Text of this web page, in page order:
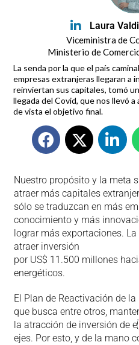
Laura
Viceministra de
Ministerio de
La senda por la que el país
empresas extranjeras llegaran a
reinviertan sus capitales, tomó
llegada del Covid, que nos llevó
de vista el objetivo final.
Nuestro propósito y la meta
atraer más capitales
sólo se traduzcan en más
conocimiento y más
lograr más exportaciones.
atraer inversión
por US$ 11.500 millones
energéticos.
El Plan de Reactivación de
que busca entre otros,
la atracción de inversión de
ejes. Por esto, y de la mano